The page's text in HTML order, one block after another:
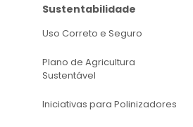
Sustentabilidade
Uso Correto e Seguro
Plano de Agricultura
Sustentável
Iniciativas para Polinizadores